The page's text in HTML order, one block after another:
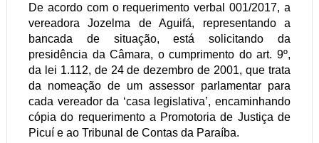
De acordo com o requerimento verbal 001/2017, a
vereadora Jozelma de Aguifá, representando a
bancada de situação, está solicitando da
presidência da Câmara, o cumprimento do art. 9º,
da lei 1.112, de 24 de dezembro de 2001, que trata
da nomeação de um assessor parlamentar para
cada vereador da ‘casa legislativa’, encaminhando
cópia do requerimento a Promotoria de Justiça de
Picuí e ao Tribunal de Contas da Paraíba.